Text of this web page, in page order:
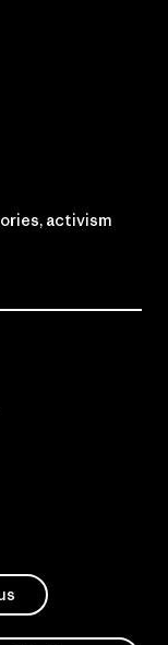
activism